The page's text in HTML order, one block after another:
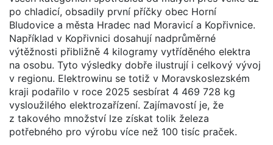
po chladicí, obsadily první příčky obec Horní
Bludovice a města Hradec nad Moravicí a Kopřivnice.
Například v Kopřivnici dosahují nadprůměrné
výtěžnosti přibližně 4 kilogramy vytříděného elektra
na osobu. Tyto výsledky dobře ilustrují i celkový vývoj
v regionu. Elektrowinu se totiž v Moravskoslezském
kraji podařilo v roce 2025 sesbírat 4 469 728 kg
vysloužilého elektrozařízení. Zajímavostí je, že
z takového množství lze získat tolik železa
potřebného pro výrobu více než 100 tisíc praček.